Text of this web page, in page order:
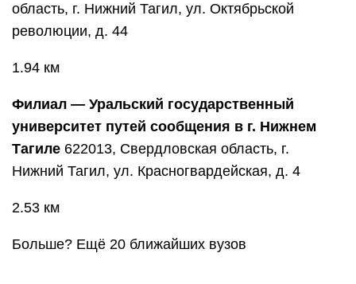
область, г. Нижний Тагил, ул. Октябрьской
революции, д. 44
1.94 км
Филиал — Уральский государственный
университет путей сообщения в г. Нижнем
Тагиле 622013, Свердловская область, г.
Нижний Тагил, ул. Красногвардейская, д. 4
2.53 км
Больше? Ещё 20 ближайших вузов